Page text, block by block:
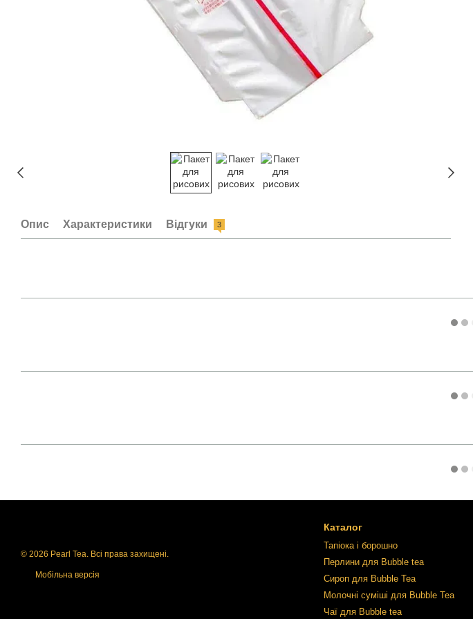
Опис Характеристики Відгуки 3
© 2026 Pearl Tea. Всі права захищені.
Мобільна версія
Каталог
Тапіока і борошно
Перлини для Bubble tea
Сироп для Bubble Tea
Молочні суміші для Bubble Tea
Чаї для Bubble tea